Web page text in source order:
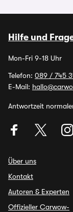
Hilfe und
Mon-Fri 9-18 Uhr
Telefon: 089 / 745
E-Mail:
Antwortzeit
Über uns
Kontakt
Autoren & Experten
Offizieller Carwow-